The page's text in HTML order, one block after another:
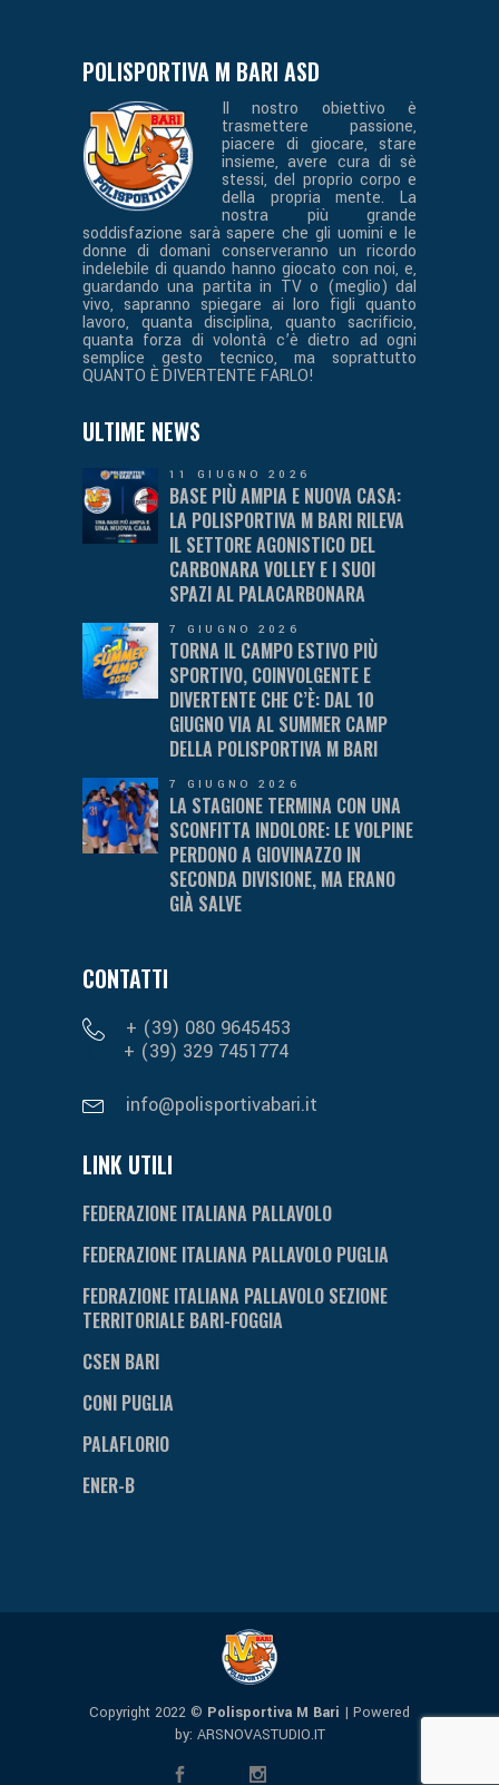
POLISPORTIVA M BARI ASD
Il nostro obiettivo è
trasmettere passione,
piacere di giocare, stare
insieme, avere cura di sè
stessi, del proprio corpo e
della propria mente. La
nostra più grande
soddisfazione sarà sapere che gli uomini e le
donne di domani conserveranno un ricordo
indelebile di quando hanno giocato con noi, e,
guardando una partita in TV o (meglio) dal
vivo, sapranno spiegare ai loro figli quanto
lavoro, quanta disciplina, quanto sacrificio,
quanta forza di volontà c’è dietro ad ogni
semplice gesto tecnico, ma soprattutto
QUANTO È DIVERTENTE FARLO!
ULTIME NEWS
11 GIUGNO 2026
BASE PIÙ AMPIA E NUOVA CASA:
LA POLISPORTIVA M BARI RILEVA
IL SETTORE AGONISTICO DEL
CARBONARA VOLLEY E I SUOI
SPAZI AL PALACARBONARA
7 GIUGNO 2026
TORNA IL CAMPO ESTIVO PIÙ
SPORTIVO, COINVOLGENTE E
DIVERTENTE CHE C’È: DAL 10
GIUGNO VIA AL SUMMER CAMP
DELLA POLISPORTIVA M BARI
7 GIUGNO 2026
LA STAGIONE TERMINA CON UNA
SCONFITTA INDOLORE: LE VOLPINE
PERDONO A GIOVINAZZO IN
SECONDA DIVISIONE, MA ERANO
GIÀ SALVE
CONTATTI
+ (39) 080 9645453
+ (39) 329 7451774
info@polisportivabari.it
LINK UTILI
FEDERAZIONE ITALIANA PALLAVOLO
FEDERAZIONE ITALIANA PALLAVOLO PUGLIA
FEDRAZIONE ITALIANA PALLAVOLO SEZIONE
TERRITORIALE BARI-FOGGIA
CSEN BARI
CONI PUGLIA
PALAFLORIO
ENER-B
Copyright 2022 © Polisportiva M Bari | Powered
by: ARSNOVASTUDIO.IT